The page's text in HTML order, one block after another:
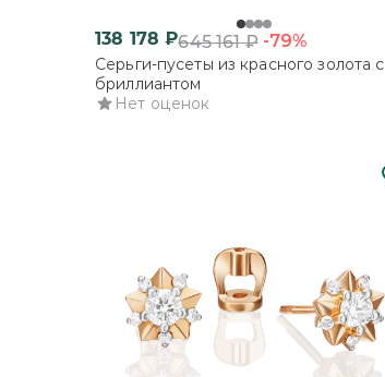
138 178 ₽645 161₽ -79%
Серьги-пусеты из красного золота с
бриллиантом
Нет оценок